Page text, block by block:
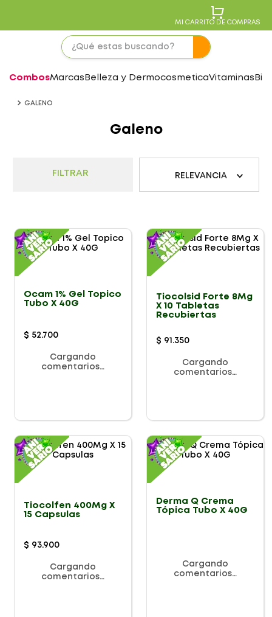
MI CARRITO DE COMPRAS
CombosMarcas Belleza y DermocosmeticaVitaminas
GALENO
Galeno
FILTRAR RELEVANCIA
Ocam 1% Gel Topico
Tubo X 40G
$ 52.700
Cargando
comentarios…
Tiocolsid Forte 8Mg
X 10 Tabletas
Recubiertas
$ 91 .350
Cargando
comentarios…
Tiocolfen 400Mg X
15 Capsulas
$ 93.900
Cargando
comentarios…
Derma Q Crema
Tópica Tubo X 40G
Cargando
comentarios…